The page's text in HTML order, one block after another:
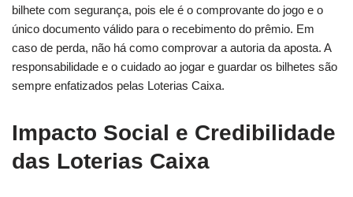
bilhete com segurança, pois ele é o comprovante do jogo e o
único documento válido para o recebimento do prêmio. Em
caso de perda, não há como comprovar a autoria da aposta. A
responsabilidade e o cuidado ao jogar e guardar os bilhetes são
sempre enfatizados pelas Loterias Caixa.
Impacto Social e Credibilidade
das Loterias Caixa